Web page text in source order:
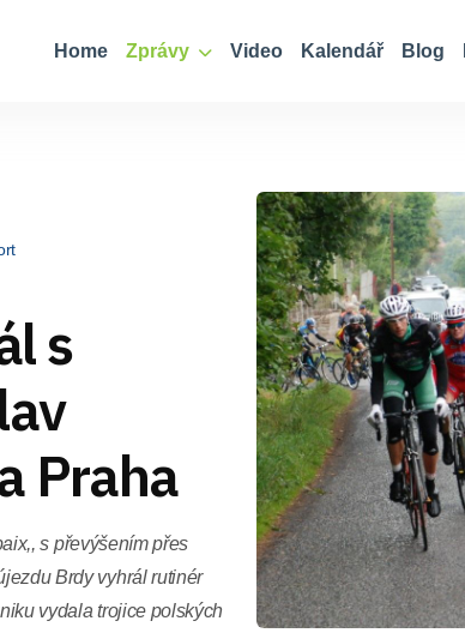
Home Zprávy Video Kalendář Blog
s
Praha
s převýšením přes
Brdy vyhrál rutinér
vydala trojice polských